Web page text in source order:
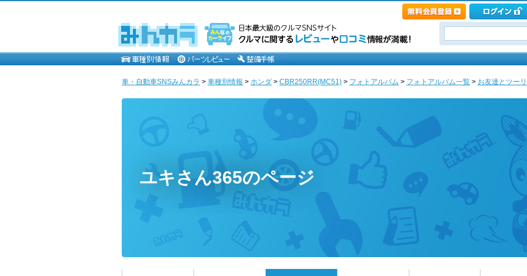
車・自動車SNSみんカラ > 車種別情報 > ホンダ > CBR250RR(MC51) > フォトアルバム > フォトアルバム一覧 > お友達とツー
ユキさん365のページ